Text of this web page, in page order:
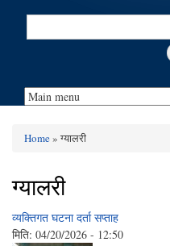
Search
Home» ग्यालरी
ग्यालरी
व्यक्तिगत घटना दर्ता सप्ताह
मिति: 04/20/2026 - 12:50